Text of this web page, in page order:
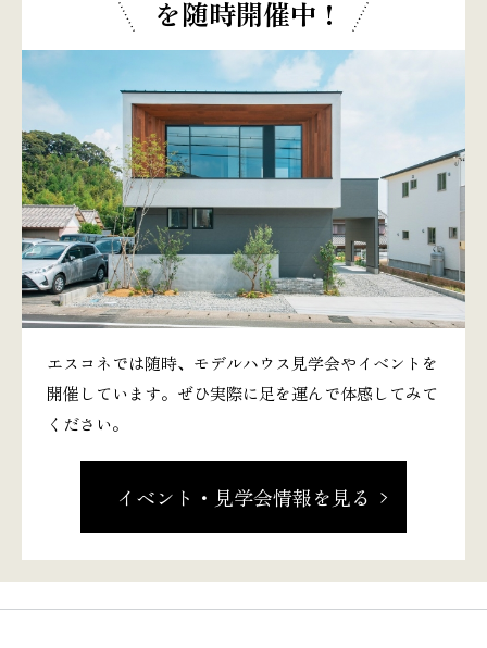
を随時開催中 !
エスコネでは随時、モデルハウス見学会やイベントを
開催しています。ぜひ実際に足を運んで体感してみて
ください。
イベント・見学会情報を見る